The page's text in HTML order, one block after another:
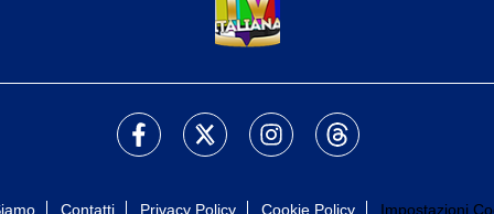
Contatti Privacy Policy Cookie Policy Impostazioni